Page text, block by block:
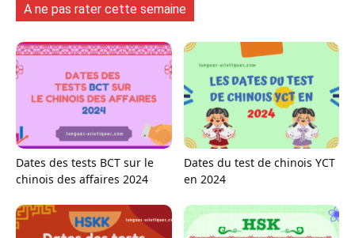
A ne pas rater cette semaine
Dates des tests BCT sur le
chinois des affaires 2024
Dates du test de chinois YCT
en 2024